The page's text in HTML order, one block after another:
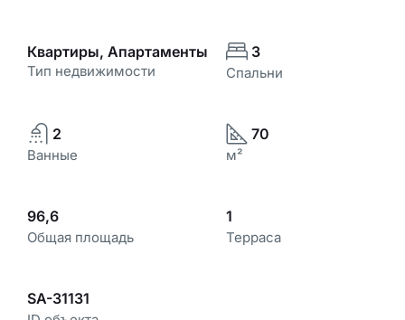
Квартиры, Апартаменты
Тип недвижимости
3
Спальни
2
Ванные
70
м²
96,6
Общая площадь
1
Терраса
SA-31131